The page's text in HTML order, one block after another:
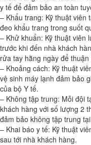
y tế để đảm bảo an toàn
– Khẩu trang: Kỹ thuật viên
đeo khẩu trang trong suốt
– Khử khuẩn: Kỹ thuật viên
trước khi đến nhà khách
rửa tay hằng ngày để
– Khoảng cách: Kỹ thuật
vệ sinh máy lạnh đảm bảo
của bộ Y tế.
– Không tập trung: Mỗi đội
khách hàng với số lượng 2
đảm bảo không tập trung
– Khai báo y tế: Kỹ thuật
sau tới nhà khách hàng.